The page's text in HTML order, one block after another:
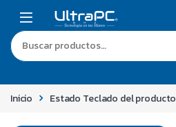
Inicio Estado Teclado del producto